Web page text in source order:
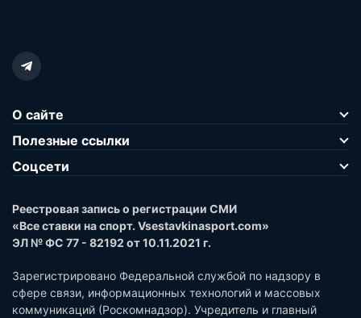
О сайте
Полезные ссылки
Соцсети
Реестровая запись о регистрации СМИ
«Все ставки на спорт. Vsestavkinasport.com»
ЭЛ № ФС 77 - 82192 от 10.11.2021 г.
Зарегистрировано Федеральной службой по надзору в
сфере связи, информационных технологий и массовых
коммуникаций (Роскомнадзор). Учредитель и главный